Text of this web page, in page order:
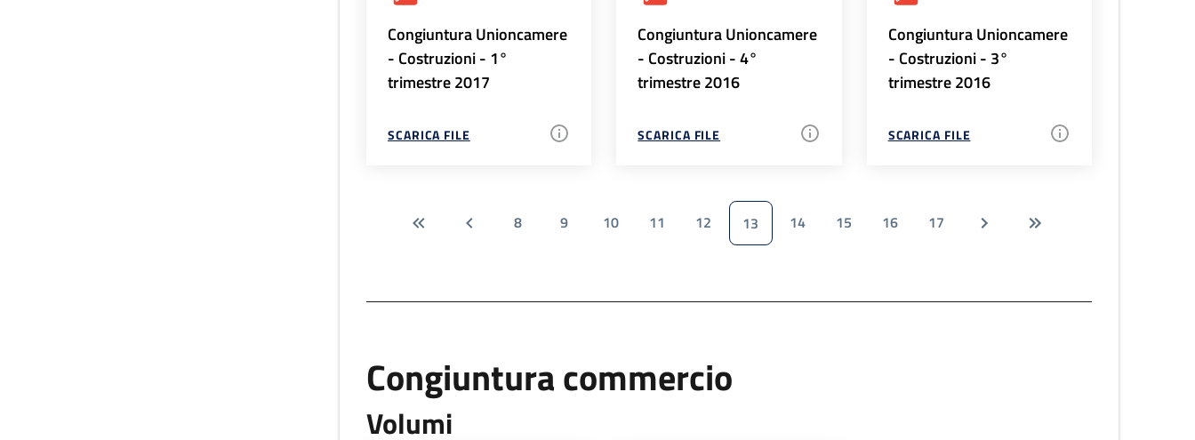
Congiuntura Unioncamere
- Costruzioni - 1°
trimestre 2017
SCARICA FILE
Congiuntura Unioncamere
- Costruzioni - 4°
trimestre 2016
SCARICA FILE
Congiuntura Unioncamere
- Costruzioni - 3°
trimestre 2016
SCARICA FILE
8 9 10 11 12 13 14 15 16 17
Congiuntura commercio
Volumi